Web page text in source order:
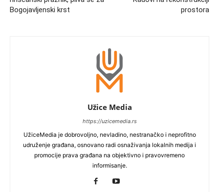
Bogojavljenski krst
prostora
Užice Media
https://uzicemedia.rs
UžiceMedia je dobrovoljno, nevladino, nestranačko i neprofitno
udruženje građana, osnovano radi osnaživanja lokalnih medija i
promocije prava građana na objektivno i pravovremeno
informisanje.